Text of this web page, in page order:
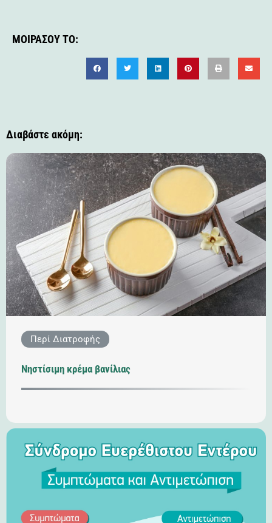
ΜΟΙΡΆΣΟΥ ΤΟ:
Διαβάστε ακόμη:
Περί Διατροφής
Νηστίσιμη κρέμα βανίλιας